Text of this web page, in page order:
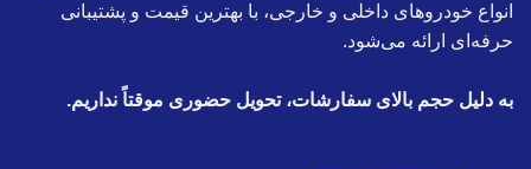
انواع خودروهای داخلی و خارجی، با بهترین قیمت و پشتیبانی
حرفه‌ای ارائه می‌شود.
به دلیل حجم بالای سفارشات، تحویل حضوری موقتاً نداریم.